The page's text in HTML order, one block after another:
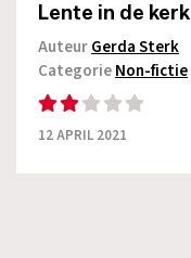
Lente in de kerk
AuteurGerda Sterk
CategorieNon-fictie
12 APRIL 2021